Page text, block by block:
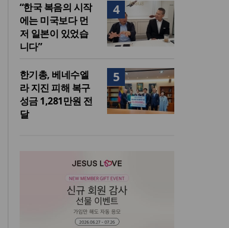
4
“한국 복음의 시작
에는 미국보다 먼
저 일본이 있었습
니다”
5
한기총, 베네수엘
라 지진 피해 복구
성금 1,281만원 전
달